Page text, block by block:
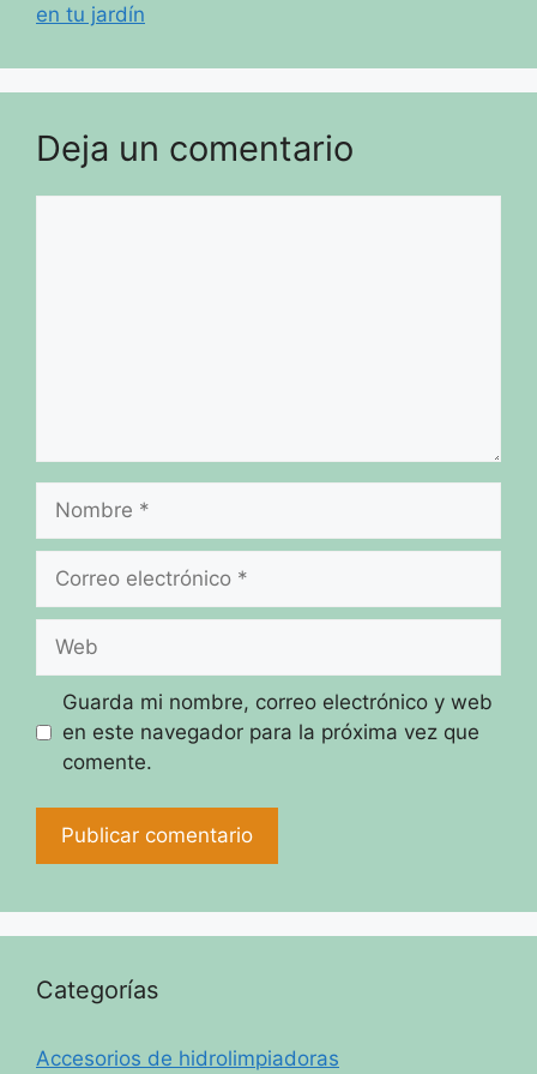
en tu jardín
Deja un comentario
electrónico
Guarda mi nombre, correo electrónico y web
en este navegador para la próxima vez que
comente.
Categorías
Accesorios de hidrolimpiadoras